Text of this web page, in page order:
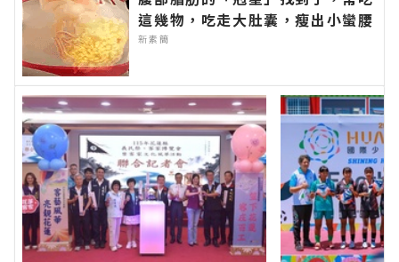
這幾物，吃走大肚囊，瘦出小蠻腰
新素簡